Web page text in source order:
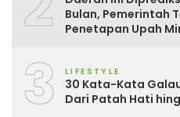
Bulan, Pemerintah
Penetapan Upah
3 LIFESTYLE
30 Kata-Kata
Dari Patah Hati